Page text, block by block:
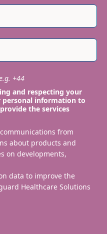
+44
and respecting your
personal information to
the services
from
about products and
on developments,
data to improve the
Healthcare Solutions